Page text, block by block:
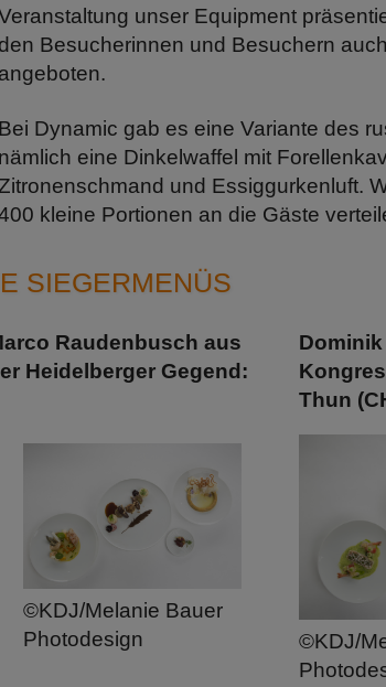
unser Equipment
Besucherinnen und Besuchern
Dynamic gab es eine Variante des
eine Dinkelwaffel mit
und Essiggurkenluft.
kleine Portionen an die Gäste
SIEGERMENÜS
Raudenbusch aus
Heidelberger Gegend:
Thun
©KDJ/Melanie Bauer
Photodesign
©KDJ/